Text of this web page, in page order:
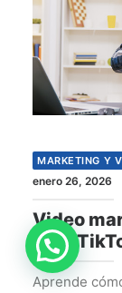
MARKETING Y
enero 26, 2026
Video
para
Aprende